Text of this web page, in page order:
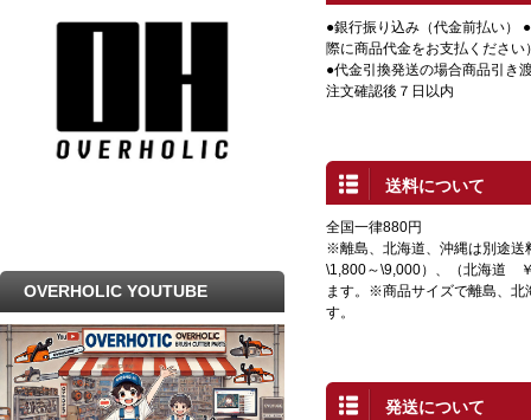
●銀行振り込み（代金前払い）
際に商品代金をお支払ください
●代金引換発送の場合商品引き
注文確認後７日以内
送料について
全国一律880円
※離島、北海道、沖縄は別途送
\1,800～\9,000）、（北海道
ます。※商品サイズで離島、北
す。
発送について
OVERHOLIC YOUTUBE